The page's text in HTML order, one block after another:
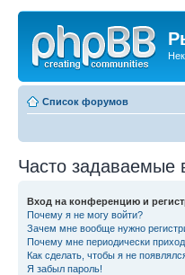
Список форумов
Часто задаваемые
Вход на конференцию и
Почему я не могу войти?
Зачем мне вообще нужно
Почему мне периодически
Как сделать, чтобы я не
Я забыл пароль!